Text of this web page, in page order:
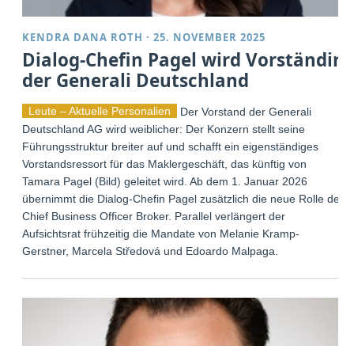
KENDRA DANA ROTH ·25. NOVEMBER 2025
Dialog-Chefin Pagel wird Vorständin
der Generali Deutschland
Leute – Aktuelle Personalien
Der Vorstand der Generali
Deutschland AG wird weiblicher: Der Konzern stellt seine
Führungsstruktur breiter auf und schafft ein eigenständiges
Vorstandsressort für das Maklergeschäft, das künftig von
Tamara Pagel (Bild) geleitet wird. Ab dem 1. Januar 2026
übernimmt die Dialog-Chefin Pagel zusätzlich die neue Rolle der
Chief Business Officer Broker. Parallel verlängert der
Aufsichtsrat frühzeitig die Mandate von Melanie Kramp-
Gerstner, Marcela Středová und Edoardo Malpaga.